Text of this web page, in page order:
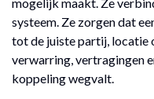
systeem. Ze zorgen dat
tot de juiste partij, locatie
verwarring, vertragingen
koppeling wegvalt.